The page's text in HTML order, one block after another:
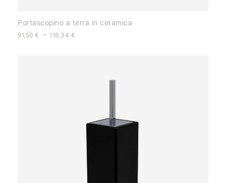
Portascopino a terra in ceramica
91,50 € - 118,34 €